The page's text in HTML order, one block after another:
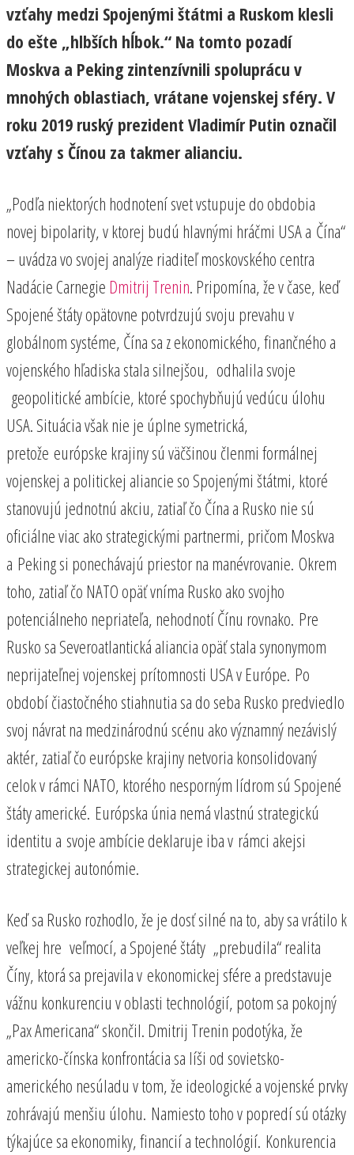
vzťahy medzi Spojenými štátmi a Ruskom klesli
do ešte „hlbších hĺbok.“ Na tomto pozadí
Moskva a Peking zintenzívnili spoluprácu v
mnohých oblastiach, vrátane vojenskej sféry. V
roku 2019 ruský prezident Vladimír Putin označil
vzťahy s Čínou za takmer alianciu.
„Podľa niektorých hodnotení svet vstupuje do obdobia
novej bipolarity, v ktorej budú hlavnými hráčmi USA a Čína“
– uvádza vo svojej analýze riaditeľ moskovského centra
Nadácie Carnegie Dmitrij Trenin. Pripomína, že v čase, keď
Spojené štáty opätovne potvrdzujú svoju prevahu v
globálnom systéme, Čína sa z ekonomického, finančného a
vojenského hľadiska stala silnejšou, odhalila svoje
geopolitické ambície, ktoré spochybňujú vedúcu úlohu
USA. Situácia však nie je úplne symetrická,
pretože európske krajiny sú väčšinou členmi formálnej
vojenskej a politickej aliancie so Spojenými štátmi, ktoré
stanovujú jednotnú akciu, zatiaľ čo Čína a Rusko nie sú
oficiálne viac ako strategickými partnermi, pričom Moskva
a Peking si ponechávajú priestor na manévrovanie. Okrem
toho, zatiaľ čo NATO opäť vníma Rusko ako svojho
potenciálneho nepriateľa, nehodnotí Čínu rovnako. Pre
Rusko sa Severoatlantická aliancia opäť stala synonymom
neprijateľnej vojenskej prítomnosti USA v Európe. Po
období čiastočného stiahnutia sa do seba Rusko predviedlo
svoj návrat na medzinárodnú scénu ako významný nezávislý
aktér, zatiaľ čo európske krajiny netvoria konsolidovaný
celok v rámci NATO, ktorého nesporným lídrom sú Spojené
štáty americké. Európska únia nemá vlastnú strategickú
identitu a svoje ambície deklaruje iba v rámci akejsi
strategickej autonómie.
Keď sa Rusko rozhodlo, že je dosť silné na to, aby sa vrátilo k
veľkej hre veľmocí, a Spojené štáty „prebudila“ realita
Číny, ktorá sa prejavila v ekonomickej sfére a predstavuje
vážnu konkurenciu v oblasti technológií, potom sa pokojný
„Pax Americana“ skončil. Dmitrij Trenin podotýka, že
americko-čínska konfrontácia sa líši od sovietsko-
amerického nesúladu v tom, že ideologické a vojenské prvky
zohrávajú menšiu úlohu. Namiesto toho v popredí sú otázky
týkajúce sa ekonomiky, financií a technológií. Konkurencia